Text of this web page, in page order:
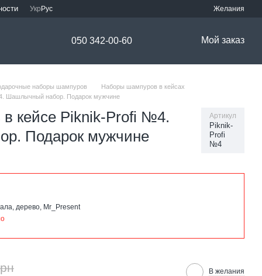
Укр Рус Желания
050 342-00-60 Мой заказ
наборы шампуров
Наборы шампуров в кейсах
Шашлычный набор. Подарок мужчине
кейсе Piknik-Profi №4.
Подарок мужчине
Артикул
Piknik-
Profi
№4
дерево, Mr_Present
В желания